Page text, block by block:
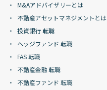
M&Aアドバイザリーとは
不動産アセットマネジメントとは
投資銀行 転職
ヘッジファンド 転職
FAS 転職
不動産金融 転職
不動産ファンド 転職